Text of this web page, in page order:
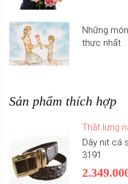
Những
thực nhất
Sản phẩm thích hợp
Thắt lưng
Dây nịt cá
3191